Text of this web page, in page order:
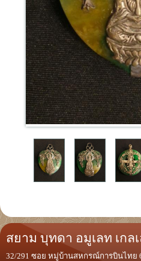
สยาม บุทดา อมูเลท เกล
32/291 ซอย หมู่บ้านสหกรณ์การบินไทย